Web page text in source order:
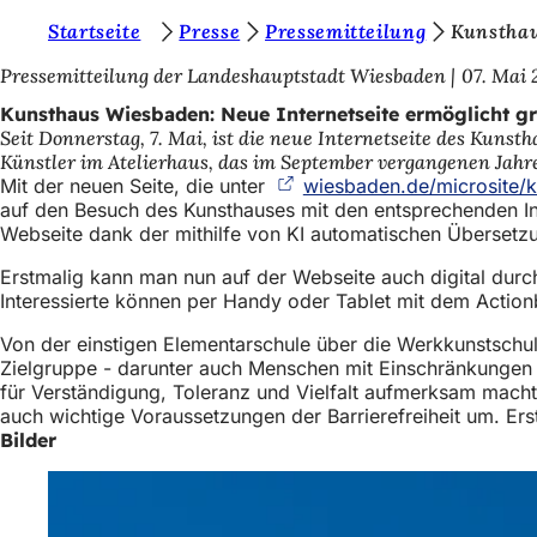
Inhalt anspringen
i
e
b
e
f
i
n
d
e
n
s
Startseite Presse Pressemitteilung
Pressemitteilung der Landeshauptstadt Wiesbaden
07. Mai
Kunsthaus Wiesbaden: Neue Internetseite ermöglicht
Seit Donnerstag, 7. Mai, ist die neue Internetseite des
Künstler im Atelierhaus, das im September vergangenen
Mit der neuen Seite, die unter
wiesbaden.de/microsite/
auf den Besuch des Kunsthauses mit den
Webseite dank der mithilfe von KI automatischen
Erstmalig kann man nun auf der Webseite auch digital
Interessierte können per Handy oder Tablet mit dem
Von der einstigen Elementarschule über die
Zielgruppe - darunter auch Menschen mit
für Verständigung, Toleranz und Vielfalt aufmerksam
auch wichtige Voraussetzungen der Barrierefreiheit um.
Bilder